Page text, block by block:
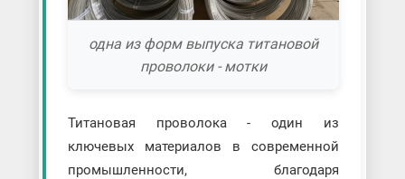
одна из форм выпуска титановой
проволоки - мотки
Титановая проволока - один из
ключевых материалов в современной
промышленности, благодаря